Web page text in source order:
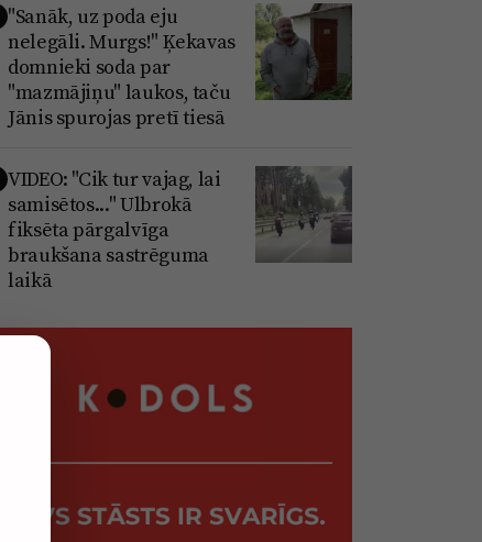
"Sanāk, uz poda eju
nelegāli. Murgs!" Ķekavas
domnieki soda par
"mazmājiņu" laukos, taču
Jānis spurojas pretī tiesā
VIDEO: "Cik tur vajag, lai
samisētos..." Ulbrokā
fiksēta pārgalvīga
braukšana sastrēguma
laikā